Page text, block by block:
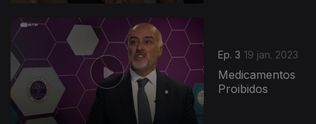
Ep. 3 19 jan. 2023
Medicamentos
Proibidos